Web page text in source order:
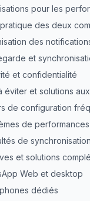
pour les
des deux
des
et
et confidentialité
éviter et solutions
de configuration
de performances
de synchronisation
et solutions
Web et desktop
dédiés